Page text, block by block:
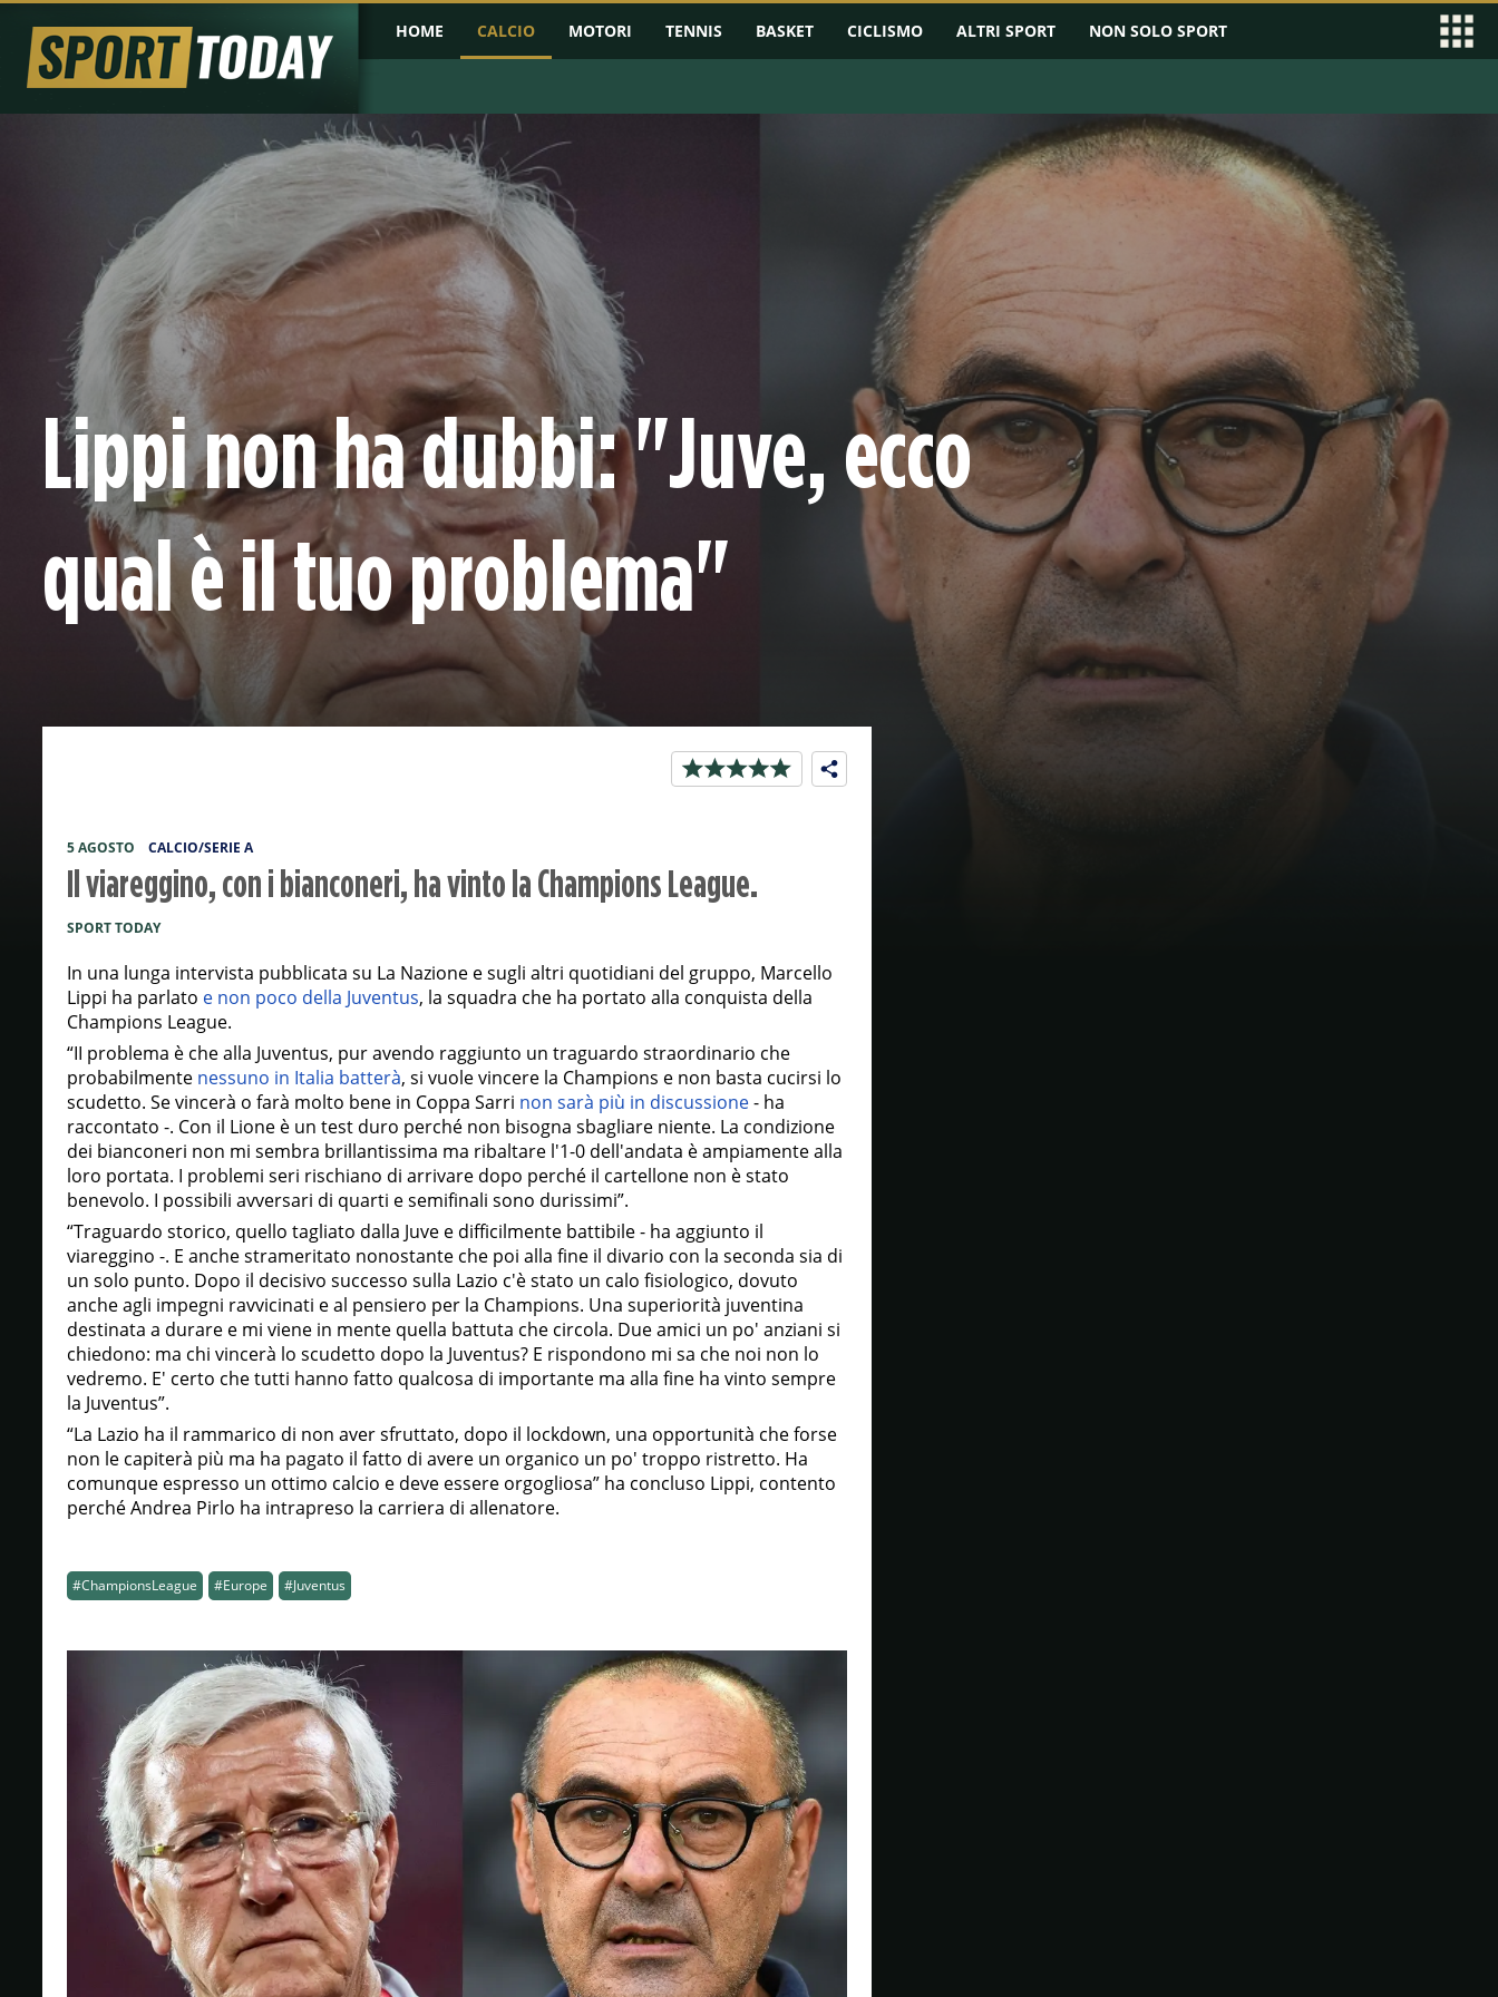
HOME CALCIO MOTORI TENNIS BASKET CICLISMO ALTRI SPORT NON SOLO SPORT
COPPA D'ASIA PROBABILI FORMAZIONI CONFERENCE LEAGUE SERIE B
Lippi non ha dubbi: "Juve, ecco
qual è il tuo problema"
5 AGOSTO CALCIO/SERIE A
Il viareggino, con i bianconeri, ha vinto la Champions League.
SPORT TODAY
In una lunga intervista pubblicata su La Nazione e sugli altri quotidiani del gruppo, Marcello
Lippi ha parlato e non poco della Juventus, la squadra che ha portato alla conquista della
Champions League.
“II problema è che alla Juventus, pur avendo raggiunto un traguardo straordinario che
probabilmente nessuno in Italia batterà, si vuole vincere la Champions e non basta cucirsi lo
scudetto. Se vincerà o farà molto bene in Coppa Sarri non sarà più in discussione- ha
raccontato -. Con il Lione è un test duro perché non bisogna sbagliare niente. La condizione
dei bianconeri non mi sembra brillantissima ma ribaltare l'1-0 dell'andata è ampiamente alla
loro portata. I problemi seri rischiano di arrivare dopo perché il cartellone non è stato
benevolo. I possibili avversari di quarti e semifinali sono durissimi”.
“Traguardo storico, quello tagliato dalla Juve e difficilmente battibile - ha aggiunto il
viareggino -. E anche strameritato nonostante che poi alla fine il divario con la seconda sia di
un solo punto. Dopo il decisivo successo sulla Lazio c'è stato un calo fisiologico, dovuto
anche agli impegni ravvicinati e al pensiero per la Champions. Una superiorità juventina
destinata a durare e mi viene in mente quella battuta che circola. Due amici un po' anziani si
chiedono: ma chi vincerà lo scudetto dopo la Juventus? E rispondono mi sa che noi non lo
vedremo. E' certo che tutti hanno fatto qualcosa di importante ma alla fine ha vinto sempre
la Juventus”.
“La Lazio ha il rammarico di non aver sfruttato, dopo il lockdown, una opportunità che forse
non le capiterà più ma ha pagato il fatto di avere un organico un po' troppo ristretto. Ha
comunque espresso un ottimo calcio e deve essere orgogliosa” ha concluso Lippi, contento
perché Andrea Pirlo ha intrapreso la carriera di allenatore.
#ChampionsLeague #Europe #Juventus